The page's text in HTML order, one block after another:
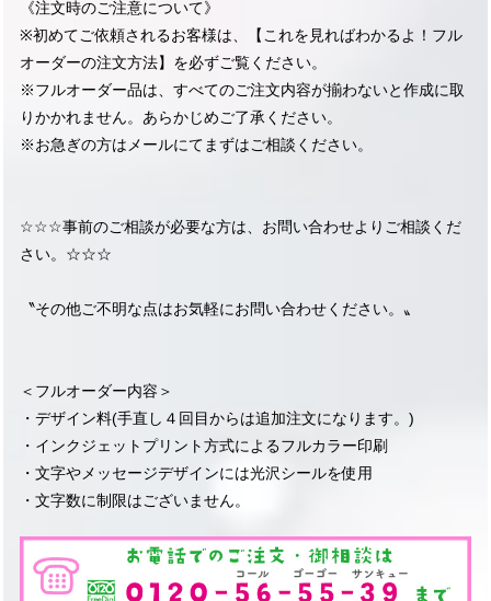
《注文時のご注意について》
※初めてご依頼されるお客様は、【これを見ればわかるよ！フル
オーダーの注文方法】を必ずご覧ください。
※フルオーダー品は、すべてのご注文内容が揃わないと作成に取
りかかれません。あらかじめご了承ください。
※お急ぎの方はメールにてまずはご相談ください。
☆☆☆事前のご相談が必要な方は、お問い合わせよりご相談くだ
さい。☆☆☆
〝その他ご不明な点はお気軽にお問い合わせください。〟
＜フルオーダー内容＞
・デザイン料(手直し４回目からは追加注文になります。)
・インクジェットプリント方式によるフルカラー印刷
・文字やメッセージデザインには光沢シールを使用
・文字数に制限はございません。